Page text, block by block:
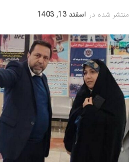
منتشر شده در اسفند 13, 1403